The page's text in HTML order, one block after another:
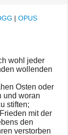
| OPUS
wohl jeder
wollenden
Osten oder
und woran
stiften;
mit der
den
verstorben